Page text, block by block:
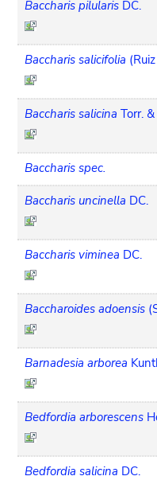
Baccharis pilularis DC.
Baccharis salicifolia
Baccharis salicina Torr.
Baccharis spec.
Baccharis uncinella DC.
Baccharis viminea DC.
Baccharoides adoensis
Barnadesia arborea
Bedfordia arborescens
Bedfordia salicina DC.